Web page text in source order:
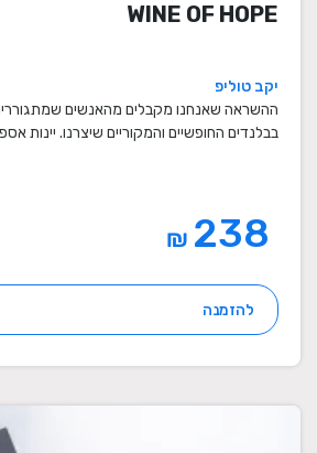
WINE OF HOPE
יקב טוליפ
ההשראה שאנחנו מקבלים מהאנשים
בבלנדים החופשיים והמקוריים שיצרנו. יינות
₪
להזמנה